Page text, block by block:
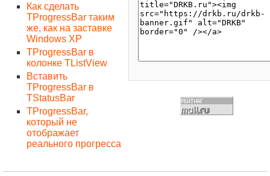
Как сделать
TProgressBar таким
же, как на заставке
Windows XP
TProgressBar в
колонке TListView
Вставить
TProgressBar в
TStatusBar
TProgressBar,
который не
отображает
реального прогресса